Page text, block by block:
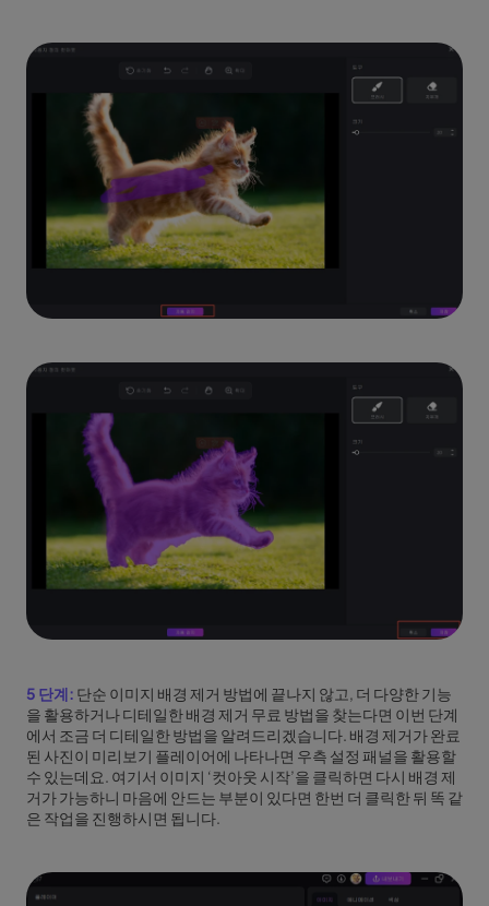
5 단계: 단순 이미지 배경 제거 방법에 끝나지 않고, 더 다양한 기능
을 활용하거나 디테일한 배경 제거 무료 방법을 찾는다면 이번 단계
에서 조금 더 디테일한 방법을 알려드리겠습니다. 배경 제거가 완료
된 사진이 미리보기 플레이어에 나타나면 우측 설정 패널을 활용할
수 있는데요. 여기서 이미지 ‘컷아웃 시작’을 클릭하면 다시 배경 제
거가 가능하니 마음에 안드는 부분이 있다면 한번 더 클릭한 뒤 똑 같
은 작업을 진행하시면 됩니다.